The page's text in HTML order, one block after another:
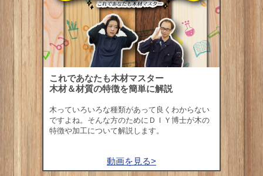
これであなたも木材マスター
木材＆材質の特徴を簡単に解説
木っていろいろな種類があって良くわからない
ですよね。そんな方のためにＤＩＹ博士が木の
特徴や加工について解説します。
動画を見る>